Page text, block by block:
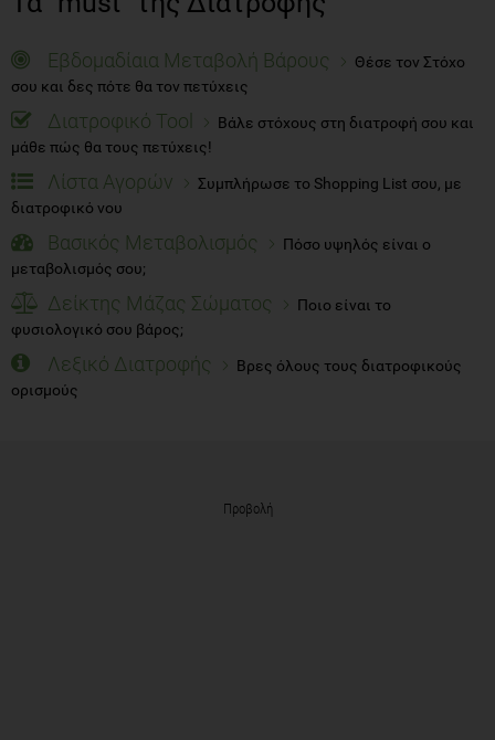
Εβδομαδίαια Μεταβολή Βάρους
Θέσε τον Στόχο
σου και δες πότε θα τον πετύχεις
Διατροφικό Tool
Βάλε στόχους στη διατροφή σου και
μάθε πώς θα τους πετύχεις!
Λίστα Αγορών
Συμπλήρωσε το Shopping List σου, με
διατροφικό νου
Βασικός Μεταβολισμός
Πόσο υψηλός είναι ο
μεταβολισμός σου;
Δείκτης Μάζας Σώματος
Ποιο είναι το
φυσιολογικό σου βάρος;
Λεξικό Διατροφής
Βρες όλους τους διατροφικούς
ορισμούς
Προβολή